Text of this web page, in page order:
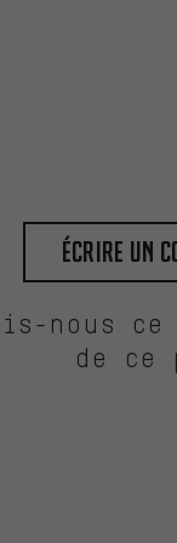
Écrire un
nous
de ce